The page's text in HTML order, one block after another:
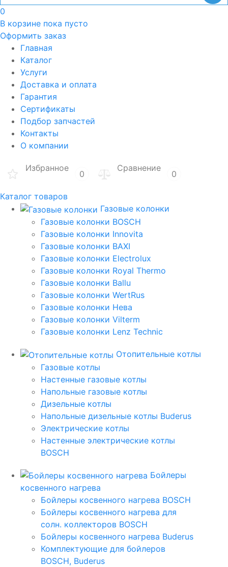
0
В корзине пока пусто
Оформить заказ
Главная
Каталог
Услуги
Доставка и оплата
Гарантия
Сертификаты
Подбор запчастей
Контакты
О компании
Избранное
0
Сравнение
0
Каталог товаров
Газовые колонки
Газовые колонки BOSCH
Газовые колонки Innovita
Газовые колонки BAXI
Газовые колонки Electrolux
Газовые колонки Royal Thermo
Газовые колонки Ballu
Газовые колонки WertRus
Газовые колонки Нева
Газовые колонки Vilterm
Газовые колонки Lenz Technic
Отопительные котлы
Газовые котлы
Настенные газовые котлы
Напольные газовые котлы
Дизельные котлы
Напольные дизельные котлы Buderus
Электрические котлы
Настенные электрические котлы
BOSCH
Бойлеры
косвенного нагрева
Бойлеры косвенного нагрева BOSCH
Бойлеры косвенного нагрева для
солн. коллекторов BOSCH
Бойлеры косвенного нагрева Buderus
Комплектующие для бойлеров
BOSCH, Buderus